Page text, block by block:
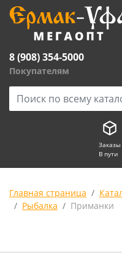
8 (908) 354-5000
Покупателям
Заказы
В пути
Главная страница
Рыбалка
Приманки